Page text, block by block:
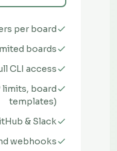
per board
boards
CLI access
limits, board
templates)
& Slack
webhooks